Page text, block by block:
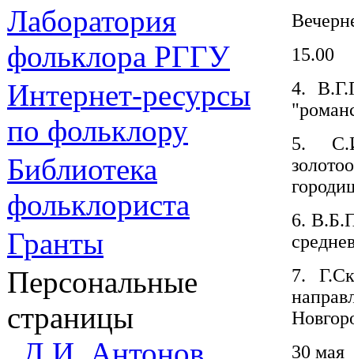
Лаборатория
фольклора РГГУ
Интернет-ресурсы
по фольклору
Библиотека
фольклориста
Гранты
Персональные
страницы
15.00
4.
5.
6.
7.
30 мая